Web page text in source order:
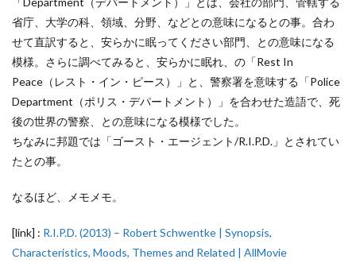
省庁、大学の科、領域、分野、などとの意味になるとの事。合わ
せて直訳すると、安らかに眠ってください部門、との意味になる
模様。さらに調べてみると、安らかに眠れ、の「Rest In
Peace（レスト・イン・ピース）」と、警察署を意味する「Police
Department（ポリス・デパートメント）」を合わせた造語で、死
後の世界の警察、との意味になる模様でした。
ちなみに邦題では「ゴースト・エージェント/R.I.P.D.」とされてい
たとの事。
なるほど、メモメモ。
[link] : R.I.P.D. (2013) – Robert Schwentke | Synopsis,
Characteristics, Moods, Themes and Related | AllMovie